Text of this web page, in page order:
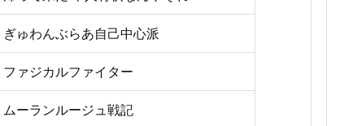
ぎゅわんぶらあ自己中心派
ファジカルファイター
ムーランルージュ戦記